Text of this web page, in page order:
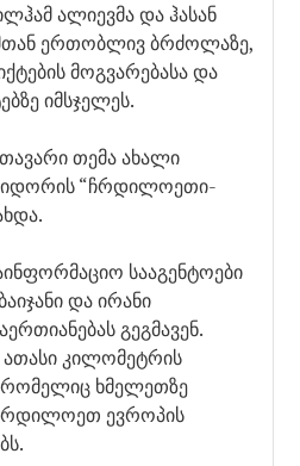
ალიევმა და ჰასან
ერთობლივ ბრძოლაზე,
მოგვარებასა და
იმსჯელეს.
თემა ახალი
“ჩრდილოეთი-
სააგენტოები
და ირანი
გეგმავენ.
ათასი კილომეტრის
ხმელეთზე
ევროპის